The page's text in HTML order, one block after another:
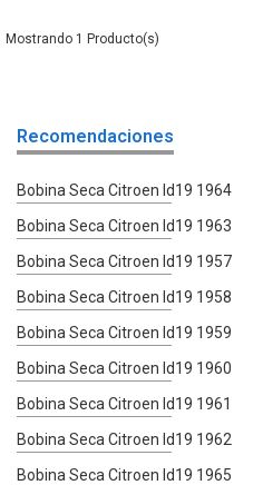
1
Recomendaciones
Bobina Seca Citroen Id19 1964
Bobina Seca Citroen Id19 1963
Bobina Seca Citroen Id19 1957
Bobina Seca Citroen Id19 1958
Bobina Seca Citroen Id19 1959
Bobina Seca Citroen Id19 1960
Bobina Seca Citroen Id19 1961
Bobina Seca Citroen Id19 1962
Bobina Seca Citroen Id19 1965